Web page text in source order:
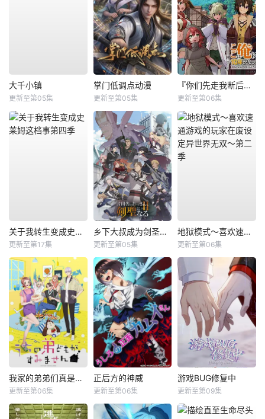
大千小镇
更新至第05集
掌门低调点动漫
更新至第05集
『你们先走我断后』，于是10年后我成为了传说
更新至第06集
关于我转生变成史莱姆这档事第四季
更新至第17集
乡下大叔成为剑圣第二季
更新至第05集
地狱模式～喜欢速通游戏的玩家在废设定异世界无双～第二季
更新至第06集
我家的弟弟们真是让您费心了
更新至第06集
正后方的神威
更新至第06集
游戏BUG修复中
更新至第09集